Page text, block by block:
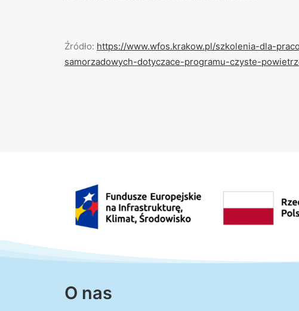
Źródło: https://www.wfos.krakow.pl/szkolenia-dla-
samorzadowych-dotyczace-programu-czyste-
O nas